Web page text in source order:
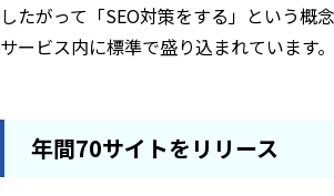
したがって「SEO対策をする」という概
サービス内に標準で盛り込まれています。
年間70サイトをリリース